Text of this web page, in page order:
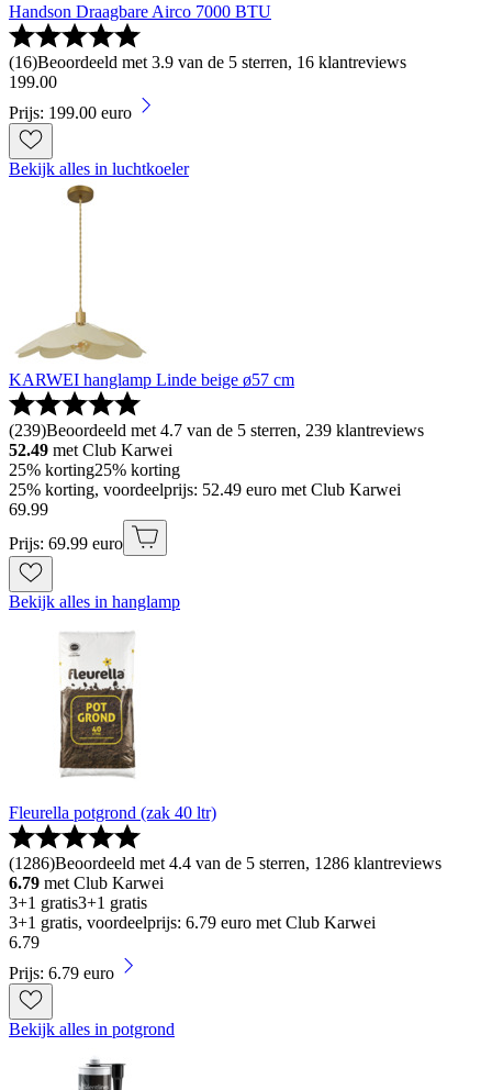
Handson Draagbare Airco 7000 BTU
(16)Beoordeeld met 3.9 van de 5 sterren, 16 klantreviews
199.00
Prijs: 199.00 euro
Bekijk alles in luchtkoeler
KARWEI hanglamp Linde beige ø57 cm
(239)Beoordeeld met 4.7 van de 5 sterren, 239 klantreviews
52.49 met Club Karwei
25% korting25% korting
25% korting, voordeelprijs: 52.49 euro met Club Karwei
69.99
Prijs: 69.99 euro
Bekijk alles in hanglamp
Fleurella potgrond (zak 40 ltr)
(1286)Beoordeeld met 4.4 van de 5 sterren, 1286 klantreviews
6.79 met Club Karwei
3+1 gratis3+1 gratis
3+1 gratis, voordeelprijs: 6.79 euro met Club Karwei
6.79
Prijs: 6.79 euro
Bekijk alles in potgrond